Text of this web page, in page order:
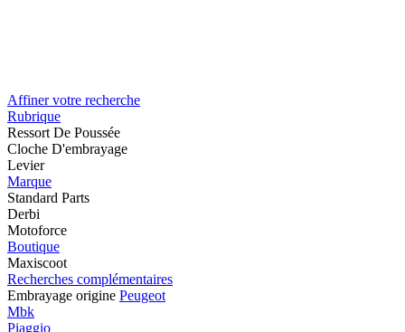
Affiner votre recherche
Rubrique
Ressort De Poussée
Cloche D'embrayage
Levier
Marque
Standard Parts
Derbi
Motoforce
Boutique
Maxiscoot
Recherches complémentaires
Embrayage origine Peugeot
Mbk
Piaggio